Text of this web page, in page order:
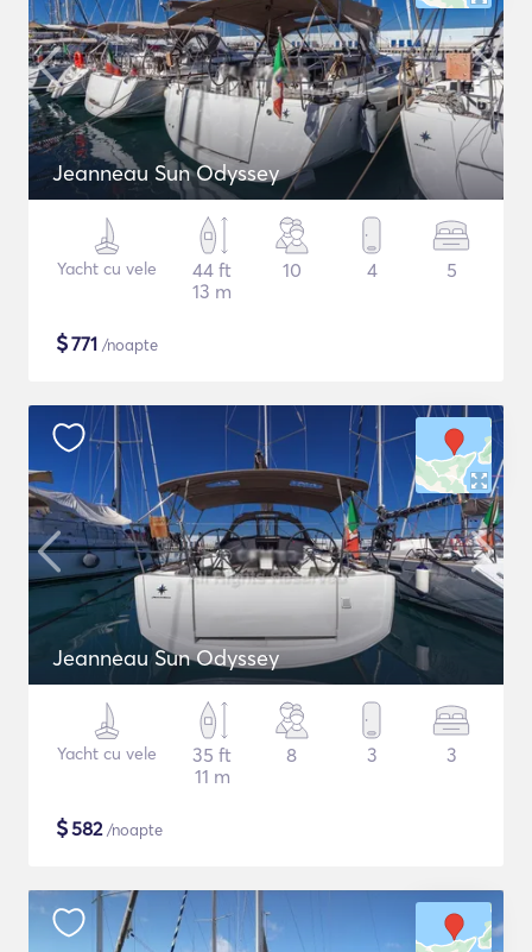
Jeanneau Sun Odyssey
Yacht cu vele
44 ft
13 m
10 4 5
$771 /noapte
Jeanneau Sun Odyssey
Yacht cu vele
35 ft
11 m
8 3 3
$582/noapte